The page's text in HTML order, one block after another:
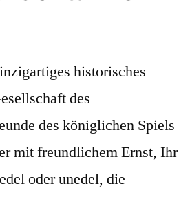
historisches
des
des königlichen Spiels
mit freundlichem Ernst, Ihr
oder unedel, die